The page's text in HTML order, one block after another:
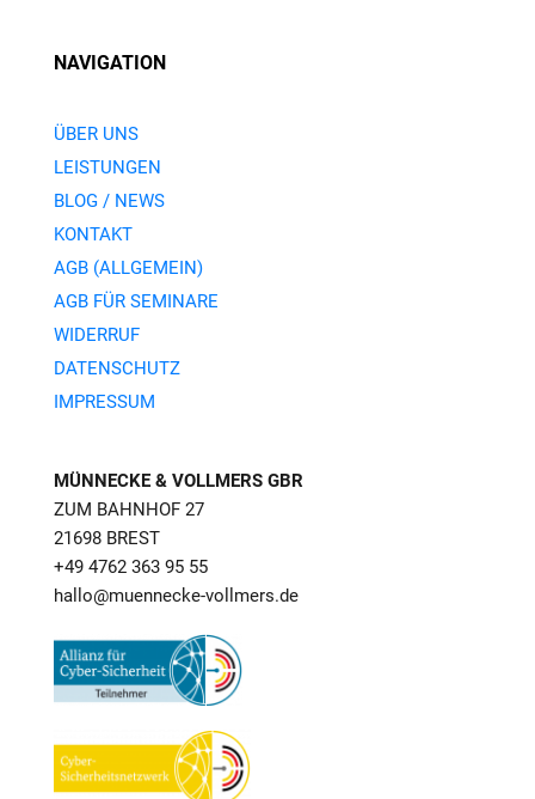
NAVIGATION
ÜBER UNS
LEISTUNGEN
BLOG / NEWS
KONTAKT
AGB (ALLGEMEIN)
AGB FÜR SEMINARE
WIDERRUF
DATENSCHUTZ
IMPRESSUM
MÜNNECKE & VOLLMERS GBR
ZUM BAHNHOF 27
21698 BREST
+49 4762 363 95 55
hallo@muennecke-vollmers.de